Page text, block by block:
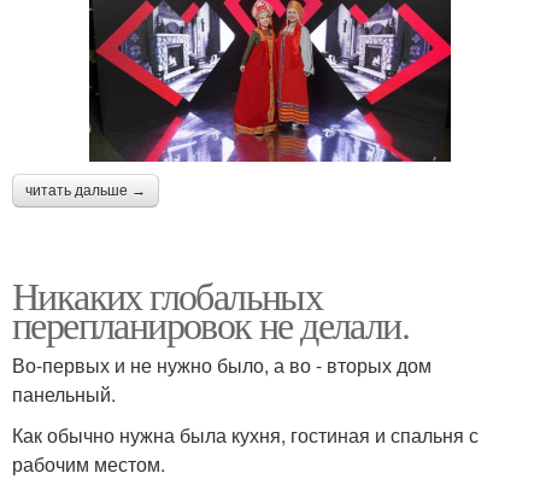
читать дальше →
Никаких глобальных
перепланировок не делали.
Во-первых и не нужно было, а во - вторых дом
панельный.
Как обычно нужна была кухня, гостиная и спальня с
рабочим местом.